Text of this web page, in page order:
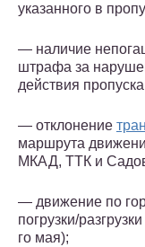
указанного в
— наличие
штрафа за
действия
— отклонение
маршрута
МКАД, ТТК и
— движение по
погрузки/
го мая);